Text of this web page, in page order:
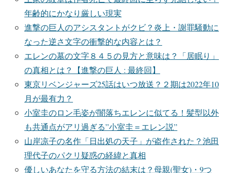
年齢的にかなり厳しい現実
進撃の巨人のアシスタントがクビ？炎上・謝罪騒動に
なった逆さ文字の衝撃的な内容とは？
エレンの墓の文字８４５の見方と意味は？「居眠り」
の真相とは？【進撃の巨人 : 最終回】
東京リベンジャーズ25話はいつ放送？２期は2022年10
月が最有力？
小室圭のロン毛姿が闇落ちエレンに似てる！髪型以外
も共通点がアリ過ぎる”小室圭＝エレン説”
山岸凉子の名作「日出処の天子」が盗作された？池田
理代子のパクリ疑惑の経緯と真相
優しいあなたを守る方法の結末は？母親(聖女)・9つ